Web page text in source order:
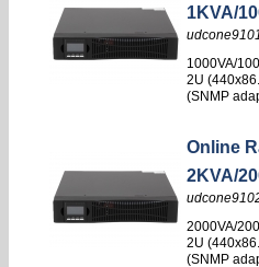
1KVA/
1000VA/
2U
(SNMP
Online
2KVA/
2000VA/
2U
(SNMP